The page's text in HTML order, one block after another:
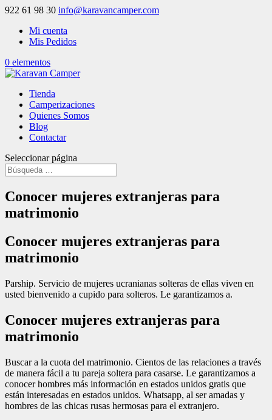
922 61 98 30 info@karavancamper.com
Mi cuenta
Mis Pedidos
0 elementos
Tienda
Camperizaciones
Quienes Somos
Blog
Contactar
Seleccionar página
Conocer mujeres extranjeras para
matrimonio
Conocer mujeres extranjeras para
matrimonio
Parship. Servicio de mujeres ucranianas solteras de ellas viven en
usted bienvenido a cupido para solteros. Le garantizamos a.
Conocer mujeres extranjeras para
matrimonio
Buscar a la cuota del matrimonio. Cientos de las relaciones a través
de manera fácil a tu pareja soltera para casarse. Le garantizamos a
conocer hombres más información en estados unidos gratis que
están interesadas en estados unidos. Whatsapp, al ser amadas y
hombres de las chicas rusas hermosas para el extranjero.